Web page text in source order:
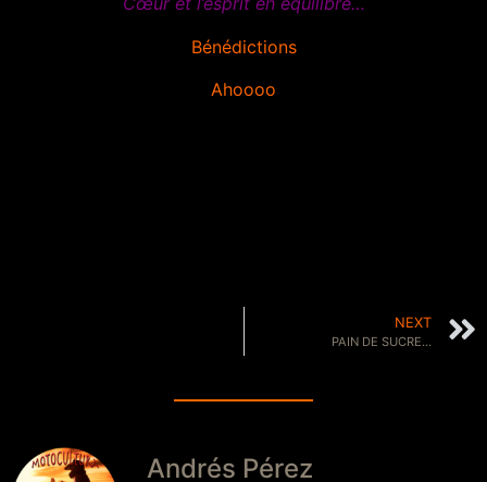
Bénédictions
Ahoooo
NEXT
PAIN DE SUCRE…
Andrés Pérez